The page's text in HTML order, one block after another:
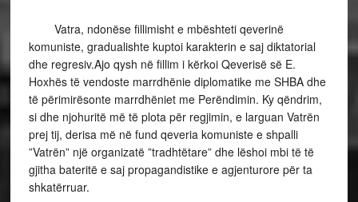
Vatra, ndonëse fillimisht e mbështeti qeverinë
komuniste, gradualishte kuptoi karakterin e saj diktatorial
dhe regresiv.Ajo qysh në fillim i kërkoi Qeverisë së E.
Hoxhës të vendoste marrdhënie diplomatike me SHBA dhe
të përimirësonte marrdhëniet me Perëndimin. Ky qëndrim,
si dhe njohuritë më të plota për regjimin, e larguan Vatrën
prej tij, derisa më në fund qeveria komuniste e shpalli
”Vatrën” një organizatë ”tradhtëtare” dhe lëshoi mbi të të
gjitha bateritë e saj propagandistike e agjenturore për ta
shkatërruar.